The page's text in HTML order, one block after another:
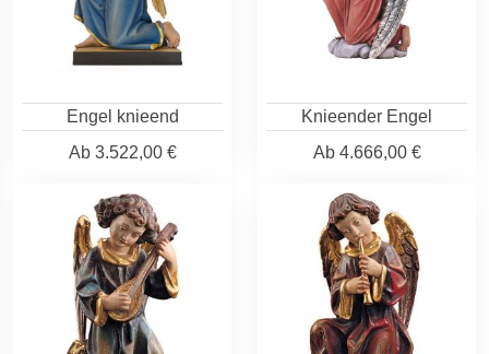
Engel knieend
Ab3.522,00 €
Knieender Engel
Ab4.666,00 €